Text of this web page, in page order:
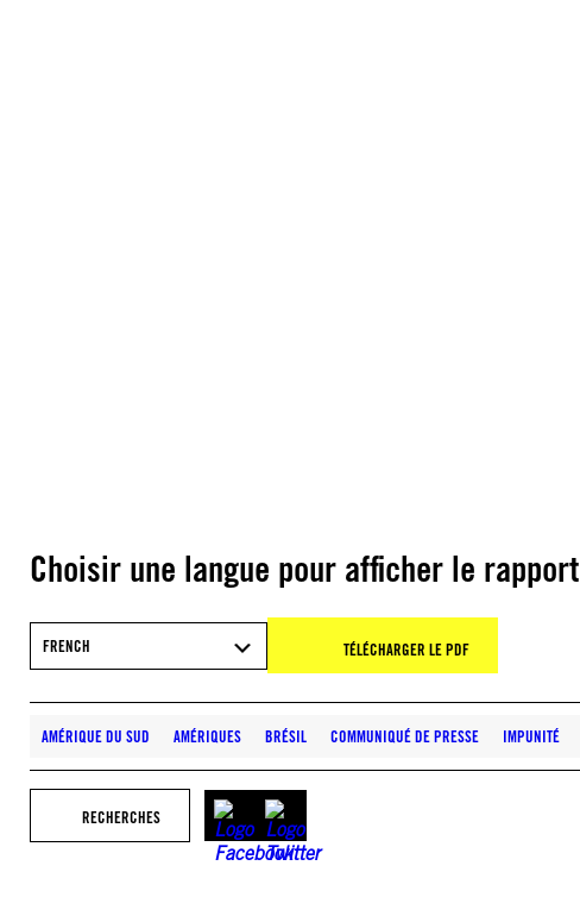
Choisir une langue pour afficher le rapport
FRENCH TÉLÉCHARGER LE PDF
AMÉRIQUE DU SUD AMÉRIQUES BRÉSIL COMMUNIQUÉ DE PRESSE IMPUNITÉ
RECHERCHES